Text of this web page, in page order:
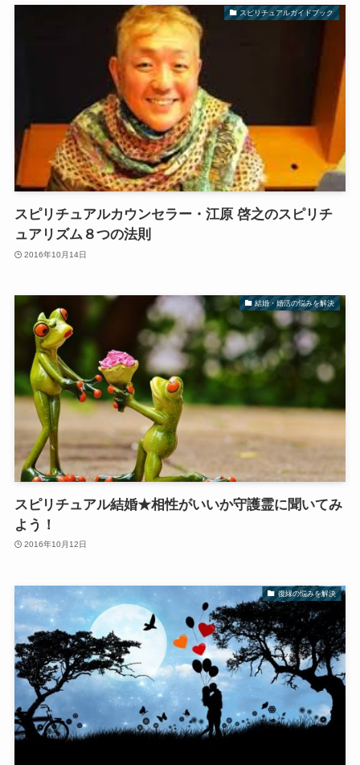
スピリチュアルガイドブック
スピリチュアルカウンセラー・江原 啓之のスピリチ
ュアリズム８つの法則
2016年10月14日
結婚・婚活の悩みを解決
スピリチュアル結婚★相性がいいか守護霊に聞いてみ
よう！
2016年10月12日
復縁の悩みを解決